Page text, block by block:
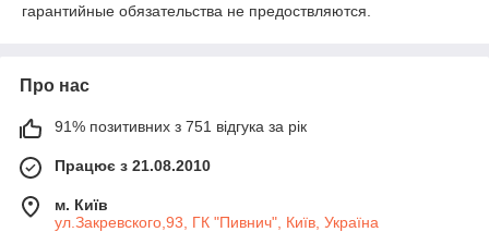
гарантийные обязательства не предоствляются.
Про нас
91% позитивних з 751 відгука за рік
Працює з 21.08.2010
м. Київ
ул.Закревского,93, ГК "Пивнич", Київ, Україна